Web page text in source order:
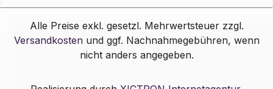
Alle Preise exkl. gesetzl. Mehrwertsteuer zzgl.
Versandkostenund ggf. Nachnahmegebühren, wenn
nicht anders angegeben.